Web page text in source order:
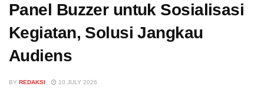
Panel Buzzer untuk Sosialisasi
Kegiatan, Solusi Jangkau
Audiens
BY REDAKSI 10 JULY 2026